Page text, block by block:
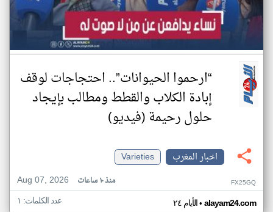
“ارحموا الحيوانات”.. احتجاجات لوقف
إبادة الكلاب والقطط ومطالب بإيجاد
حلول رحيمة (فيديو)
اخبار المغرب
Varieties
Aug 07, 2026
منذ ١٠ ساعات FX25GQ
الأيام ٢٤• alayam24.com عدد الكلمات: ١